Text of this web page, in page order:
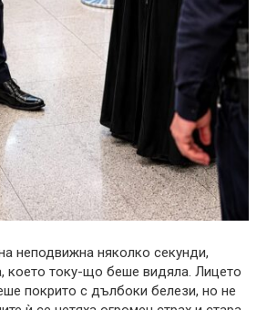
неподвижна няколко секунди,
което току-що беше видяла. Лицето
покрито с дълбоки белези, но не